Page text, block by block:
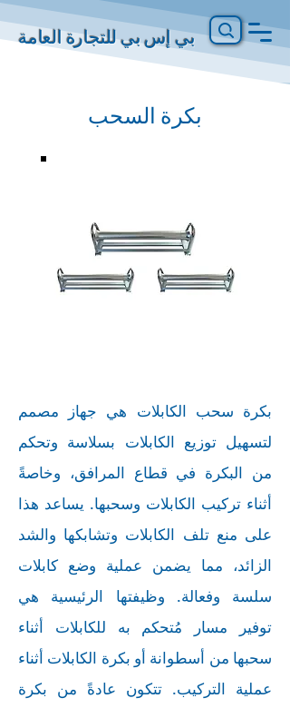
بي إس بي للتجارة العامة
بكرة السحب
بكرة سحب الكابلات هي جهاز مصمم
لتسهيل توزيع الكابلات بسلاسة وتحكم
من البكرة في قطاع المرافق، وخاصةً
أثناء تركيب الكابلات وسحبها. يساعد هذا
على منع تلف الكابلات وتشابكها والشد
الزائد، مما يضمن عملية وضع كابلات
سلسة وفعالة. وظيفتها الرئيسية هي
توفير مسار مُتحكم به للكابلات أثناء
سحبها من أسطوانة أو بكرة الكابلات أثناء
عملية التركيب. تتكون عادةً من بكرة